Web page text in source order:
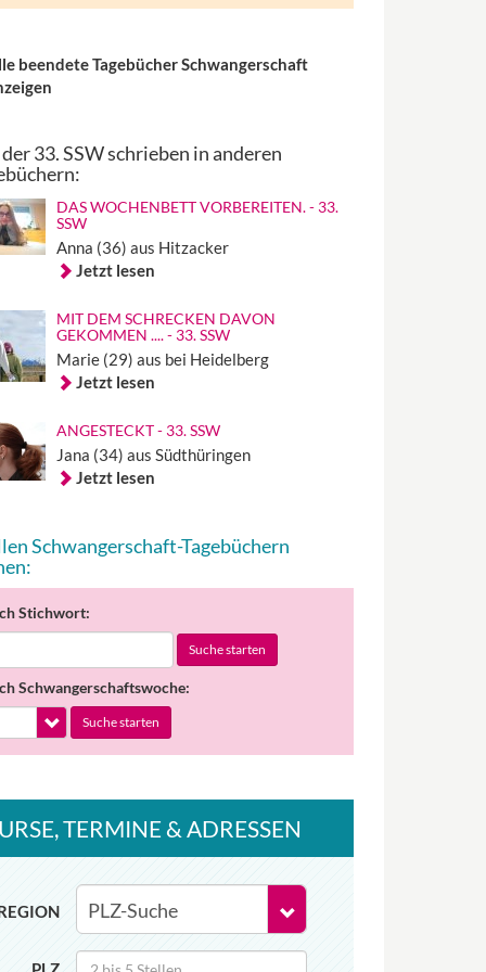
beendete Tagebücher Schwangerschaft
33. SSW schrieben in anderen
DAS WOCHENBETT VORBEREITEN. - 33.
SSW
Anna (36) aus Hitzacker
Jetzt lesen
MIT DEM SCHRECKEN DAVON
GEKOMMEN .... - 33. SSW
Marie (29) aus bei Heidelberg
Jetzt lesen
ANGESTECKT - 33. SSW
Jana (34) aus Südthüringen
Jetzt lesen
Schwangerschaft-Tagebüchern
Stichwort:
Suche starten
Schwangerschaftswoche:
Suche starten
, TERMINE & ADRESSEN